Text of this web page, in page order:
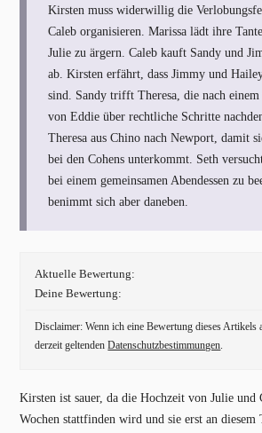
Kirsten muss widerwillig die
Caleb organisieren. Marissa lädt ihre
Julie zu ärgern. Caleb kauft Sandy und
ab. Kirsten erfährt, dass Jimmy und
sind. Sandy trifft Theresa, die nach
von Eddie über rechtliche Schritte
Theresa aus Chino nach Newport, damit
bei den Cohens unterkommt. Seth
bei einem gemeinsamen Abendessen zu
benimmt sich aber daneben.
Aktuelle Bewertung:
Deine Bewertung:
Disclaimer: Wenn ich eine Bewertung dieses Artikels
derzeit geltendenDatenschutzbestimmungen.
Kirsten ist sauer, da die Hochzeit von Julie und
Wochen stattfinden wird und sie erst an diesem